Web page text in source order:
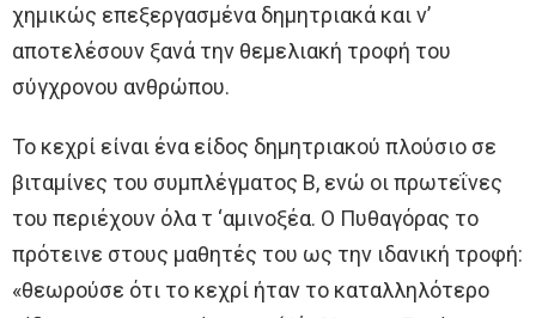
χημικώς επεξεργασμένα δημητριακά και ν’
αποτελέσουν ξανά την θεμελιακή τροφή του
σύγχρονου ανθρώπου.
Το κεχρί είναι ένα είδος δημητριακού πλούσιο σε
βιταμίνες του συμπλέγματος Β, ενώ οι πρωτεΐνες
του περιέχουν όλα τ ‘αμινοξέα. Ο Πυθαγόρας το
πρότεινε στους μαθητές του ως την ιδανική τροφή:
«θεωρούσε ότι το κεχρί ήταν το καταλληλότερο